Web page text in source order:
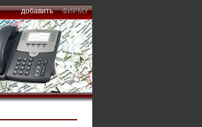
добавить ФИРМУ